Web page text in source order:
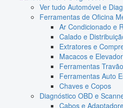
Ver tudo Automóvel e
Ferramentas de Oficina
Ar Condicionado e
Calado e
Extratores e
Macacos e
Ferramentas
Ferramentas Auto
Chaves e Copos
Diagnóstico OBD e
Cabos e